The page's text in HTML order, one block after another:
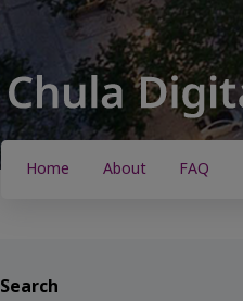
Home About FAQ
Search